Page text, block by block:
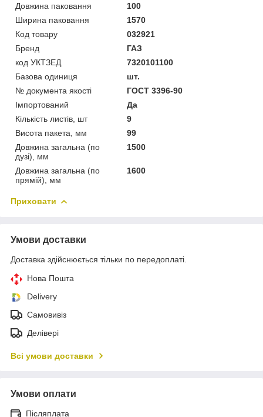
Довжина паковання
100
Ширина паковання
1570
Код товару
032921
Бренд
ГАЗ
код УКТЗЕД
7320101100
Базова одиниця
шт.
№ документа якості
ГОСТ 3396-90
Імпортований
Да
Кількість листів, шт
9
Висота пакета, мм
99
Довжина загальна (по
дузі), мм
1500
Довжина загальна (по
прямій), мм
1600
Приховати
Умови доставки
Доставка здійснюється тільки по передоплаті.
Нова Пошта
Delivery
Самовивіз
Делівері
Всі умови доставки
Умови оплати
Післяплата